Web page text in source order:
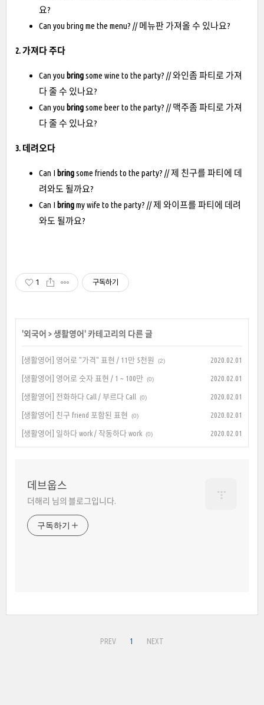
요?
Can you bring me the menu? // 메뉴판 가져올 수 있나요?
2. 가져다 주다
Can you bringsome wine to the party? // 와인좀 파티로 가져
다 줄 수 있나요?
Can you bringsome beer to the party? // 맥주좀 파티로 가져
다 줄 수 있나요?
3. 데려오다
Can I bringsome friends to the party? // 제 친구를 파티에 데
려와도 될까요?
Can I bringmy wife to the party? // 제 와이프를 파티에 데려
와도 될까요?
1 구독하기
'외국어 >생활영어' 카테고리의 다른 글
[생활영어] 영어로 "가격" 표현 / 11만 5천원 (2) 2020.02.01
[생활영어] 영어로 숫자 표현 / 1 ~ 100만 (0) 2020.02.01
[생활영어] 전화하다 Call / 부르다 Call (0) 2020.02.01
[생활영어] 친구 friend 포함된 표현 (0) 2020.02.01
[생활영어] 일하다 work / 작동하다 work (0) 2020.02.01
데브웁스
더해리 님의 블로그입니다.
구독하기
PREV 1 NEXT